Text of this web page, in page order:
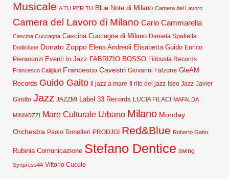
Musicale A TU PER TU Blue Note di Milano Camera del Lavoro
Camera del Lavoro di Milano Carlo Cammarella
Cascina Cuccagna Cascina Cuccagna di Milano Daniela Spalletta
Dodicilune Donato Zoppo Elena Andreoli Elisabetta Guido Enrico
Pieranunzi Eventi in Jazz FABRIZIO BOSSO Filibusta Records
Francesco Caligiuri Francesco Cavestri Giovanni Falzone GleAM
Records Guido Gaito il jazz a mare Il rito del jazz Iseo Jazz Javier
Girotto Jazz JAZZMI Label 33 Records LUCIA FILACI MAFALDA
MINNOZZI Mare Culturale Urbano Milano Monday
Orchestra Paolo Tomelleri PRODJGI Red&Blue Roberto Gatto
Rubinia Comunicazione Stefano Dentice swing
Synpress44 Vittorio Cuculo